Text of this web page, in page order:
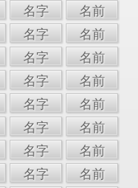
名字 名前
名字 名前
名字 名前
名字 名前
名字 名前
名字 名前
名字 名前
名字 名前